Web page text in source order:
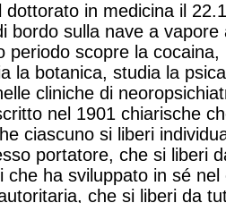
dottorato in medicina il
bordo sulla nave a
periodo scopre la
la botanica, studia la
cliniche di
nel 1901 chiarische
ciascuno si liberi
portatore, che si liberi
che ha sviluppato in sé
che si liberi da